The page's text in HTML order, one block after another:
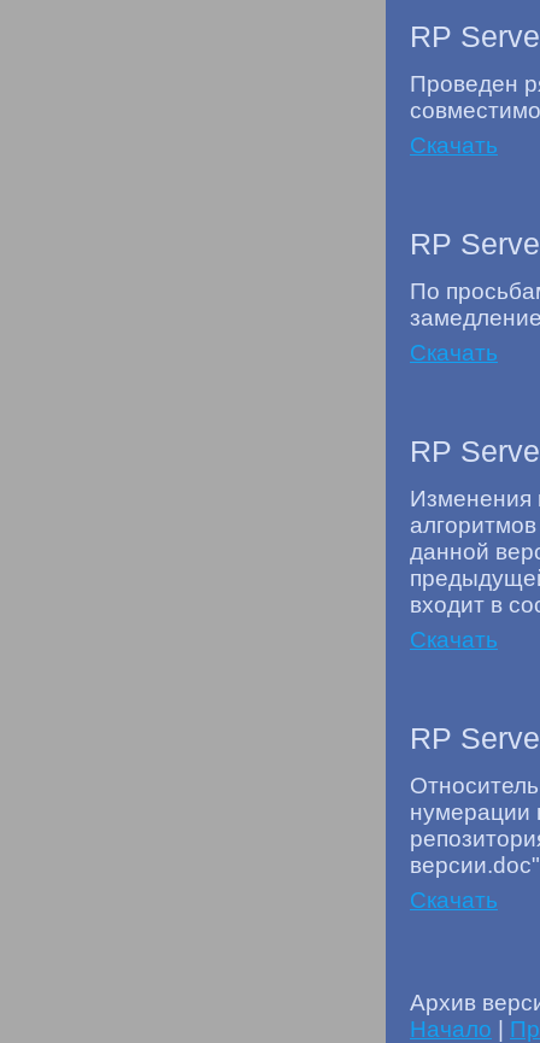
RP
Проведен
Скачать
RP
По
Скачать
RP
Изменения
данной
входит в
Скачать
RP
нумерации
Скачать
Архив
Начало